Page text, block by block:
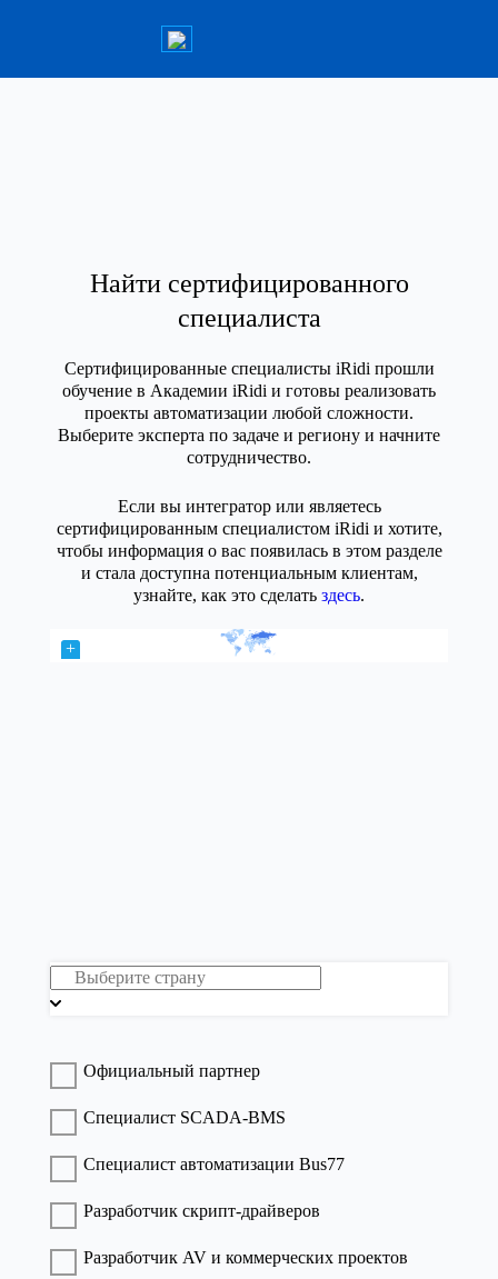
Найти сертифицированного
специалиста
Сертифицированные специалисты iRidi прошли
обучение в Академии iRidi и готовы реализовать
проекты автоматизации любой сложности.
Выберите эксперта по задаче и региону и начните
сотрудничество.
Если вы интегратор или являетесь
сертифицированным специалистом iRidi и хотите,
чтобы информация о вас появилась в этом разделе
и стала доступна потенциальным клиентам,
узнайте, как это сделать здесь.
Официальный партнер
Специалист SCADA-BMS
Специалист автоматизации Bus77
Разработчик скрипт-драйверов
Разработчик AV и коммерческих проектов
+